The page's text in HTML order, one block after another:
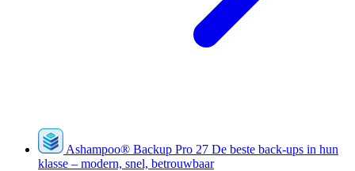
Ashampoo® Backup Pro 27 De beste back-ups in hun
klasse – modern, snel, betrouwbaar